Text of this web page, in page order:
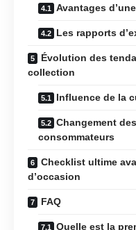
Avantages
Les rapports
Évolution des
collection
Influence de la
Changement
consommateurs
Checklist ultime
d’occasion
FAQ
Quelle est la